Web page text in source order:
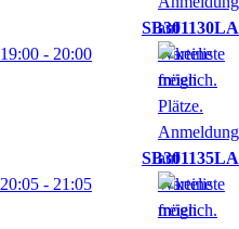
SB301130LA
19:00 - 20:00
SB301135LA
20:05 - 21:05